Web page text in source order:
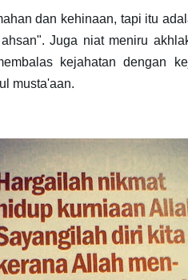
dan kehinaan, tapi itu
Juga niat meniru
kejahatan dengan
musta'aan.